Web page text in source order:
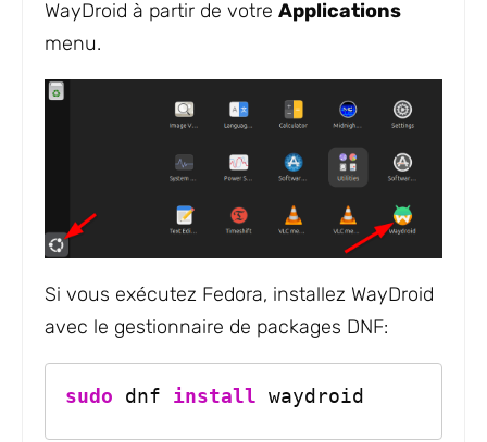
WayDroid à partir de votre Applications
menu.
Si vous exécutez Fedora, installez WayDroid
avec le gestionnaire de packages DNF:
sudo dnf install waydroid